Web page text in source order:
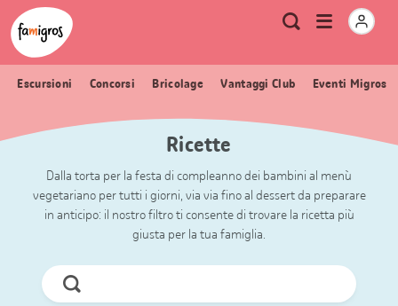
Navigazione
segnalibri
Header
Logo Metanavigazione
Ricerca
Apri
menu
Escursioni Concorsi Bricolage Vantaggi Club Eventi Migros
Ricette
Dalla torta per la festa di compleanno dei bambini al menù
vegetariano per tutti i giorni, via via fino al dessert da preparare
in anticipo: il nostro filtro ti consente di trovare la ricetta più
giusta per la tua famiglia.
Cerca